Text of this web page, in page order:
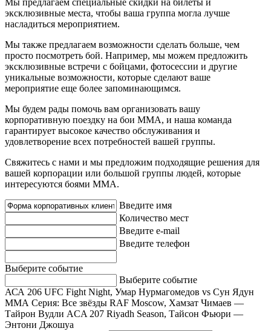
Мы предлагаем специальные скидки на билеты и
эксклюзивные места, чтобы ваша группа могла лучше
насладиться мероприятием.
Мы также предлагаем возможности сделать больше, чем
просто посмотреть бой. Например, мы можем предложить
эксклюзивные встречи с бойцами, фотосессии и другие
уникальные возможности, которые сделают ваше
мероприятие еще более запоминающимся.
Мы будем рады помочь вам организовать вашу
корпоративную поездку на бои ММА, и наша команда
гарантирует высокое качество обслуживания и
удовлетворение всех потребностей вашей группы.
Свяжитесь с нами и мы предложим подходящие решения для
вашей корпорации или большой группы людей, которые
интересуются боями ММА.
Введите имя
Количество мест
Введите e-mail
Введите телефон
Выберите событие
Выберите событие
АСА 206 UFC Fight Night, Умар Нурмагомедов vs Сун Ядун
ММА Серия: Все звёзды RAF Moscow, Хамзат Чимаев —
Тайрон Вудли ACA 207 Riyadh Season, Тайсон Фьюри —
Энтони Джошуа